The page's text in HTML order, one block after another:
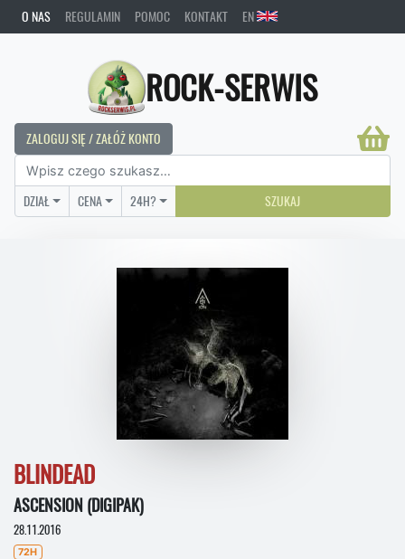
O NAS REGULAMIN POMOC KONTAKT EN
ROCK-SERWIS
ZALOGUJ SIĘ / ZAŁÓŻ KONTO
DZIAŁ CENA 24H? SZUKAJ
BLINDEAD
ASCENSION (DIGIPAK)
28.11.2016
72H